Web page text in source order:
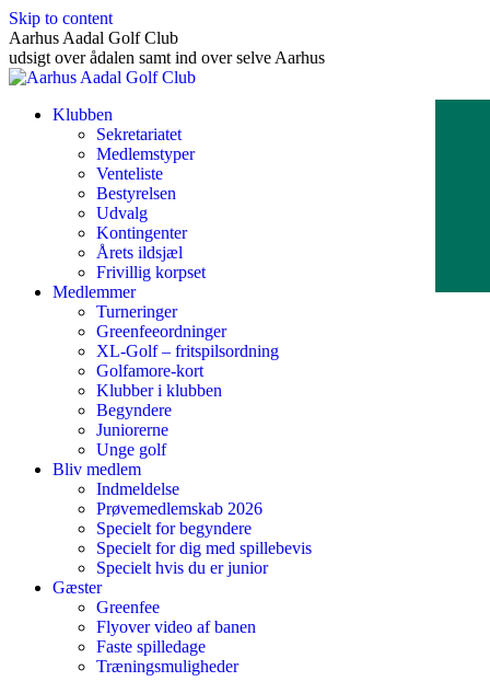
Skip to content
Aarhus Aadal Golf Club
udsigt over ådalen samt ind over selve Aarhus
Klubben
Sekretariatet
Medlemstyper
Venteliste
Bestyrelsen
Udvalg
Kontingenter
Årets ildsjæl
Frivillig korpset
Medlemmer
Turneringer
Greenfeeordninger
XL-Golf – fritspilsordning
Golfamore-kort
Klubber i klubben
Begyndere
Juniorerne
Unge golf
Bliv medlem
Indmeldelse
Prøvemedlemskab 2026
Specielt for begyndere
Specielt for dig med spillebevis
Specielt hvis du er junior
Gæster
Greenfee
Flyover video af banen
Faste spilledage
Træningsmuligheder